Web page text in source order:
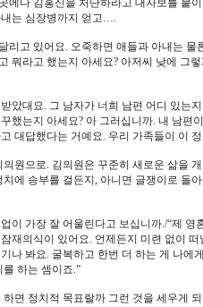
에다 김홍신을 처단하라고 대자보를 붙
는 심장병까지 얻고….
리고 있어요. 오죽하면 애들과 아내는
뭐라고 했는지 아세요? 아저씨 낮에 그
았대요. 그 남자가 너희 남편 어디 있는
했는지 아세요? 아 그러십니까. 내 남편
대답했다는 거예요. 우리 가족들이 이
원으로. 김의원은 꾸준히 새로운 삶을
에 승부를 걸든지, 아니면 글쟁이로 돌
이 가장 잘 어울린다고 보십니까./“제 영
재의식이 있어요. 언제든지 미련 없이
나 봐요. 굴복하고 한번 더 하는 게 나에
하는 셈이죠.”
면 정치적 목표랄까 그런 것을 세우게